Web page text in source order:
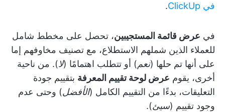
في ClickUp
.
في عرض قائمة المستجيبين، تحصل على مخطط شامل
للعملاء الذين شملهم الاستطلاع، مع تصنيف مخاوفهم إما
على أنها تم حلها (نعم) أو تتطلب اهتمامًا (لا). من ناحية
أخرى، يقوم عرض لوحة تقييم المعرفة بتقييم جودة
التعليقات، بدءًا من التقييم الكامل (الأفضل) وحتى عدم
وجود تقييم (سيئ).